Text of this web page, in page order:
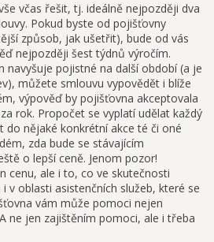
včas řešit, tj. ideálně nejpozději dva
Pokud byste od pojišťovny
způsob, jak ušetřit), bude od vás
nejpozději šest týdnů výročím.
navyšuje pojistné na další období (a je
můžete smlouvu vypovědět i blíže
výpověď by pojišťovna akceptovala
rok. Propočet se vyplatí udělat každý
do nějaké konkrétní akce té či oné
zda bude se stávajícím
o lepší ceně. Jenom pozor!
cenu, ale i to, co ve skutečnosti
v oblasti asistenčních služeb, které se
vám může pomoci nejen
ne jen zajištěním pomoci, ale i třeba